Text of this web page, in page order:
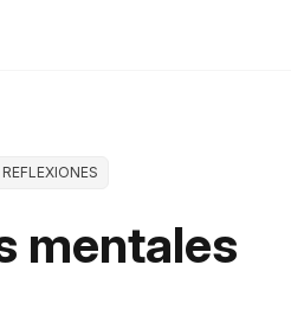
REFLEXIONES
mentales